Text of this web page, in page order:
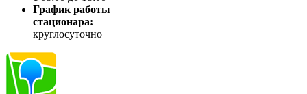
График работы
стационара:
круглосуточно